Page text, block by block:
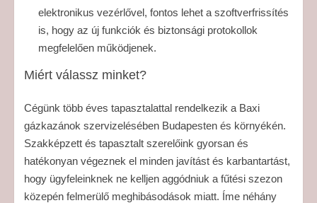
elektronikus vezérlővel, fontos lehet a szoftverfrissítés
is, hogy az új funkciók és biztonsági protokollok
megfelelően működjenek.
Miért válassz minket?
Cégünk több éves tapasztalattal rendelkezik a Baxi
gázkazánok szervizelésében Budapesten és környékén.
Szakképzett és tapasztalt szerelőink gyorsan és
hatékonyan végeznek el minden javítást és karbantartást,
hogy ügyfeleinknek ne kelljen aggódniuk a fűtési szezon
közepén felmerülő meghibásodások miatt. Íme néhány